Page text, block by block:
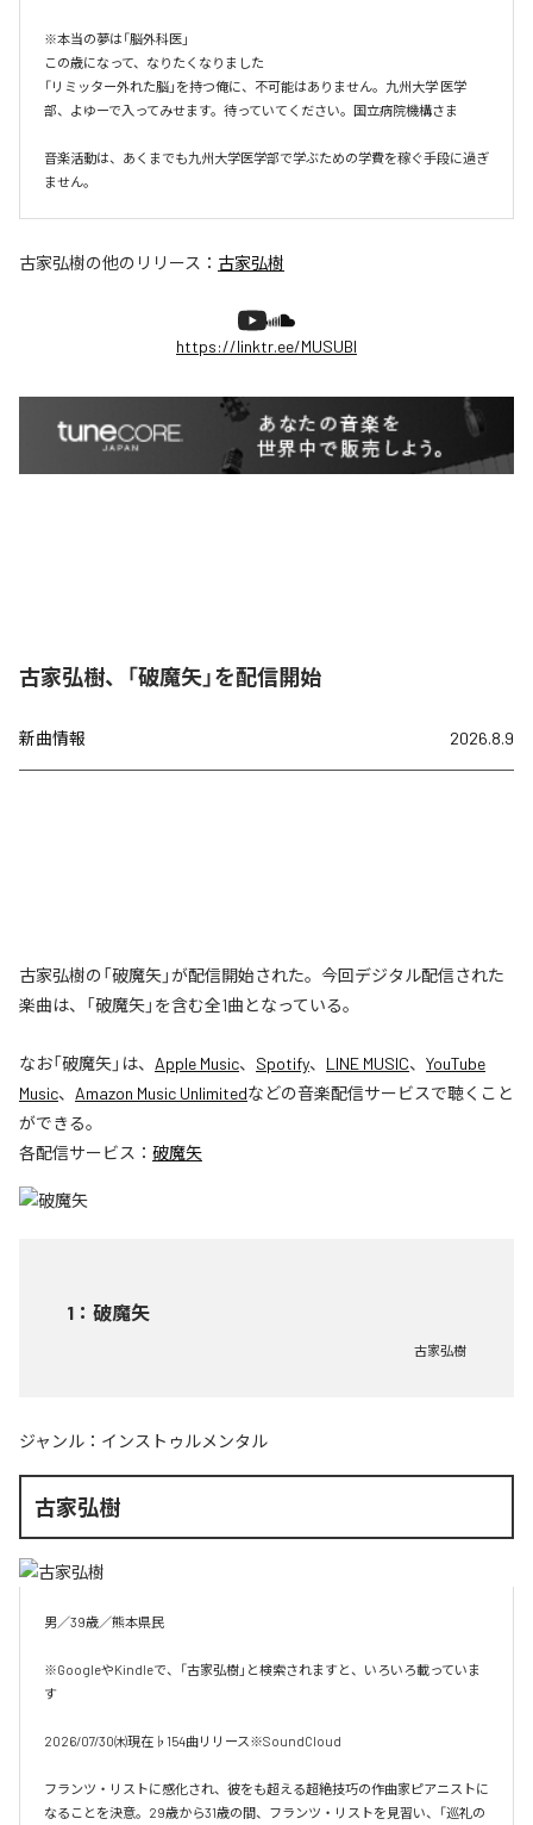
※本当の夢は「脳外科医」
この歳になって、なりたくなりました
「リミッター外れた脳」を持つ俺に、不可能はありません。九州大学 医学
部、よゆーで入ってみせます。待っていてください。国立病院機構さま
音楽活動は、あくまでも九州大学医学部で学ぶための学費を稼ぐ手段に過ぎ
ません。
古家弘樹の他のリリース： 古家弘樹
https://linktr.ee/MUSUBI
古家弘樹、「破魔矢」を配信開始
新曲情報 2026.8.9
古家弘樹の「破魔矢」が配信開始された。今回デジタル配信された
楽曲は、「破魔矢」を含む全1曲となっている。
なお「破魔矢」は、 Apple Music、 Spotify、 LINE MUSIC、 YouTube
Music、 Amazon Music Unlimitedなどの音楽配信サービスで聴くこと
ができる。
各配信サービス： 破魔矢
1 ： 破魔矢
古家弘樹
ジャンル： インストゥルメンタル
古家弘樹
男／39歳／熊本県民
※GoogleやKindleで、「古家弘樹」と検索されますと、いろいろ載っていま
す
2026/07/30㈭現在♭154曲リリース※SoundCloud
フランツ・リストに感化され、彼をも超える超絶技巧の作曲家ピアニストに
なることを決意。29歳から31歳の間、フランツ・リストを見習い、「巡礼の